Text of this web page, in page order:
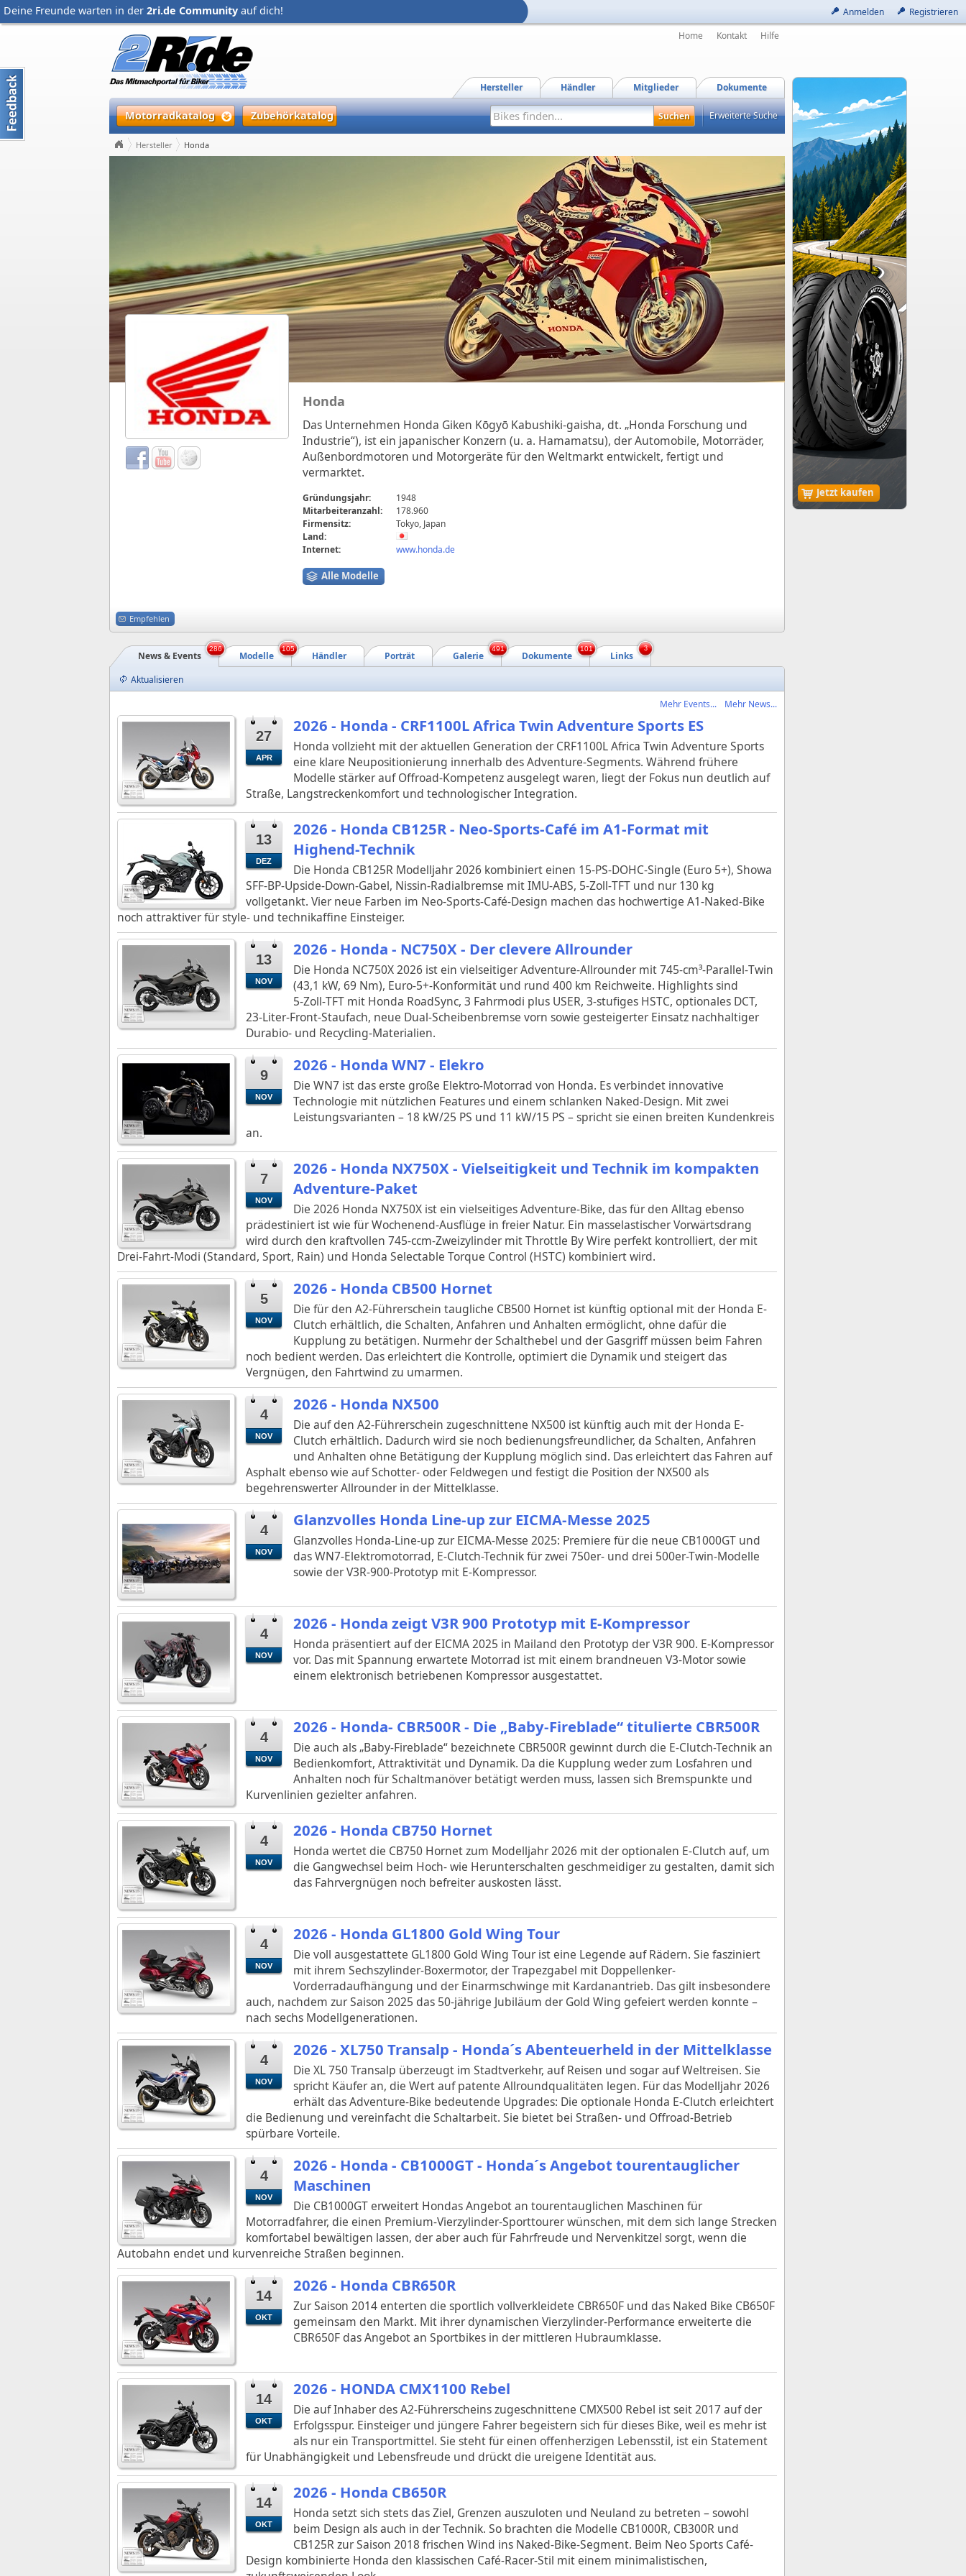
Anmelden Registrieren
Deine Freunde warten in der 2ri.de Community auf dich!
Jetzt kaufen
Home Kontakt Hilfe
Dokumente
Mitglieder
Händler
Hersteller
Motorradkatalog Zubehörkatalog Erweiterte Suche
Hersteller Honda
Honda
Das Unternehmen Honda Giken Kōgyō Kabushiki-gaisha, dt. „Honda Forschung und
Industrie“), ist ein japanischer Konzern (u. a. Hamamatsu), der Automobile, Motorräder,
Außenbordmotoren und Motorgeräte für den Weltmarkt entwickelt, fertigt und
vermarktet.
Gründungsjahr:
1948
Mitarbeiteranzahl:
178.960
Firmensitz:
Tokyo, Japan
Land:
Internet:
www.honda.de
Alle Modelle
Empfehlen
Links
Dokumente
Galerie
Porträt
Händler
Modelle
News & Events
286 105 491 101 3
Aktualisieren
Mehr Events...
Mehr News...
27
APR
2026 - Honda - CRF1100L Africa Twin Adventure Sports ES
Honda vollzieht mit der aktuellen Generation der CRF1100L Africa Twin Adventure Sports
eine klare Neupositionierung innerhalb des Adventure-Segments. Während frühere
Modelle stärker auf Offroad-Kompetenz ausgelegt waren, liegt der Fokus nun deutlich auf
Straße, Langstreckenkomfort und technologischer Integration.
13
DEZ
2026 - Honda CB125R - Neo-Sports-Café im A1-Format mit
Highend-Technik
Die Honda CB125R Modelljahr 2026 kombiniert einen 15‑PS‑DOHC‑Single (Euro 5+), Showa
SFF‑BP‑Upside‑Down‑Gabel, Nissin‑Radialbremse mit IMU‑ABS, 5‑Zoll‑TFT und nur 130 kg
vollgetankt. Vier neue Farben im Neo‑Sports‑Café‑Design machen das hochwertige A1‑Naked-Bike
noch attraktiver für style‑ und technikaffine Einsteiger.
13
NOV
2026 - Honda - NC750X - Der clevere Allrounder
Die Honda NC750X 2026 ist ein vielseitiger Adventure‑Allrounder mit 745‑cm³‑Parallel‑Twin
(43,1 kW, 69 Nm), Euro‑5+‑Konformität und rund 400 km Reichweite. Highlights sind
5‑Zoll‑TFT mit Honda RoadSync, 3 Fahrmodi plus USER, 3‑stufiges HSTC, optionales DCT,
23‑Liter‑Front‑Staufach, neue Dual‑Scheibenbremse vorn sowie gesteigerter Einsatz nachhaltiger
Durabio‑ und Recycling‑Materialien.
9
NOV
2026 - Honda WN7 - Elekro
Die WN7 ist das erste große Elektro-Motorrad von Honda. Es verbindet innovative
Technologie mit nützlichen Features und einem schlanken Naked-Design. Mit zwei
Leistungsvarianten – 18 kW/25 PS und 11 kW/15 PS – spricht sie einen breiten Kundenkreis
an.
7
NOV
2026 - Honda NX750X - Vielseitigkeit und Technik im kompakten
Adventure-Paket
Die 2026 Honda NX750X ist ein vielseitiges Adventure-Bike, das für den Alltag ebenso
prädestiniert ist wie für Wochenend-Ausflüge in freier Natur. Ein masselastischer Vorwärtsdrang
wird durch den kraftvollen 745-ccm-Zweizylinder mit Throttle By Wire perfekt kontrolliert, der mit
Drei-Fahrt-Modi (Standard, Sport, Rain) und Honda Selectable Torque Control (HSTC) kombiniert wird.
5
NOV
2026 - Honda CB500 Hornet
Die für den A2-Führerschein taugliche CB500 Hornet ist künftig optional mit der Honda E-
Clutch erhältlich, die Schalten, Anfahren und Anhalten ermöglicht, ohne dafür die
Kupplung zu betätigen. Nurmehr der Schalthebel und der Gasgriff müssen beim Fahren
noch bedient werden. Das erleichtert die Kontrolle, optimiert die Dynamik und steigert das
Vergnügen, den Fahrtwind zu umarmen.
4
NOV
2026 - Honda NX500
Die auf den A2-Führerschein zugeschnittene NX500 ist künftig auch mit der Honda E-
Clutch erhältlich. Dadurch wird sie noch bedienungsfreundlicher, da Schalten, Anfahren
und Anhalten ohne Betätigung der Kupplung möglich sind. Das erleichtert das Fahren auf
Asphalt ebenso wie auf Schotter- oder Feldwegen und festigt die Position der NX500 als
begehrenswerter Allrounder in der Mittelklasse.
4
NOV
Glanzvolles Honda Line-up zur EICMA-Messe 2025
Glanzvolles Honda-Line-up zur EICMA-Messe 2025: Premiere für die neue CB1000GT und
das WN7-Elektromotorrad, E-Clutch-Technik für zwei 750er- und drei 500er-Twin-Modelle
sowie der V3R-900-Prototyp mit E-Kompressor.
4
NOV
2026 - Honda zeigt V3R 900 Prototyp mit E-Kompressor
Honda präsentiert auf der EICMA 2025 in Mailand den Prototyp der V3R 900. E-Kompressor
vor. Das mit Spannung erwartete Motorrad ist mit einem brandneuen V3-Motor sowie
einem elektronisch betriebenen Kompressor ausgestattet.
4
NOV
2026 - Honda- CBR500R - Die „Baby-Fireblade“ titulierte CBR500R
Die auch als „Baby-Fireblade“ bezeichnete CBR500R gewinnt durch die E-Clutch-Technik an
Bedienkomfort, Attraktivität und Dynamik. Da die Kupplung weder zum Losfahren und
Anhalten noch für Schaltmanöver betätigt werden muss, lassen sich Bremspunkte und
Kurvenlinien gezielter anfahren.
4
NOV
2026 - Honda CB750 Hornet
Honda wertet die CB750 Hornet zum Modelljahr 2026 mit der optionalen E-Clutch auf, um
die Gangwechsel beim Hoch- wie Herunterschalten geschmeidiger zu gestalten, damit sich
das Fahrvergnügen noch befreiter auskosten lässt.
4
NOV
2026 - Honda GL1800 Gold Wing Tour
Die voll ausgestattete GL1800 Gold Wing Tour ist eine Legende auf Rädern. Sie fasziniert
mit ihrem Sechszylinder-Boxermotor, der Trapezgabel mit Doppellenker-
Vorderradaufhängung und der Einarmschwinge mit Kardanantrieb. Das gilt insbesondere
auch, nachdem zur Saison 2025 das 50-jährige Jubiläum der Gold Wing gefeiert werden konnte –
nach sechs Modellgenerationen.
4
NOV
2026 - XL750 Transalp - Honda´s Abenteuerheld in der Mittelklasse
Die XL 750 Transalp überzeugt im Stadtverkehr, auf Reisen und sogar auf Weltreisen. Sie
spricht Käufer an, die Wert auf patente Allroundqualitäten legen. Für das Modelljahr 2026
erhält das Adventure-Bike bedeutende Upgrades: Die optionale Honda E-Clutch erleichtert
die Bedienung und vereinfacht die Schaltarbeit. Sie bietet bei Straßen- und Offroad-Betrieb
spürbare Vorteile.
4
NOV
2026 - Honda - CB1000GT - Honda´s Angebot tourentauglicher
Maschinen
Die CB1000GT erweitert Hondas Angebot an tourentauglichen Maschinen für
Motorradfahrer, die einen Premium-Vierzylinder-Sporttourer wünschen, mit dem sich lange Strecken
komfortabel bewältigen lassen, der aber auch für Fahrfreude und Nervenkitzel sorgt, wenn die
Autobahn endet und kurvenreiche Straßen beginnen.
14
OKT
2026 - Honda CBR650R
Zur Saison 2014 enterten die sportlich vollverkleidete CBR650F und das Naked Bike CB650F
gemeinsam den Markt. Mit ihrer dynamischen Vierzylinder-Performance erweiterte die
CBR650F das Angebot an Sportbikes in der mittleren Hubraumklasse.
14
OKT
2026 - HONDA CMX1100 Rebel
Die auf Inhaber des A2-Führerscheins zugeschnittene CMX500 Rebel ist seit 2017 auf der
Erfolgsspur. Einsteiger und jüngere Fahrer begeistern sich für dieses Bike, weil es mehr ist
als nur ein Transportmittel. Sie steht für einen offenherzigen Lebensstil, ist ein Statement
für Unabhängigkeit und Lebensfreude und drückt die ureigene Identität aus.
14
OKT
2026 - Honda CB650R
Honda setzt sich stets das Ziel, Grenzen auszuloten und Neuland zu betreten – sowohl
beim Design als auch in der Technik. So brachten die Modelle CB1000R, CB300R und
CB125R zur Saison 2018 frischen Wind ins Naked-Bike-Segment. Beim Neo Sports Café-
Design kombinierte Honda den klassischen Café-Racer-Stil mit einem minimalistischen,